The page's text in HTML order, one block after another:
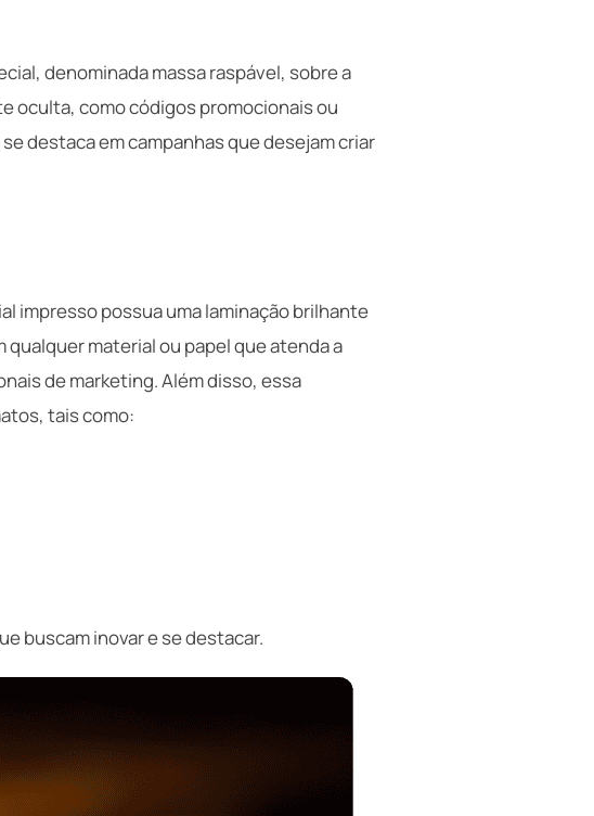
denominada massa raspável, sobre a
oculta, como códigos promocionais ou
destaca em campanhas que desejam criar
impresso possua uma laminação brilhante
material ou papel que atenda a
de marketing. Além disso, essa
tais como:
buscam inovar e se destacar.